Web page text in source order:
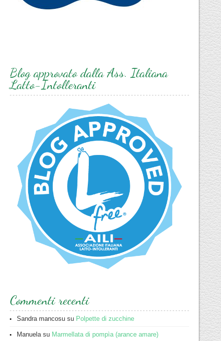
Blog approvato dalla Ass. Italiana
Latto-Intolleranti
Commenti recenti
Sandra mancosu su Polpette di zucchine
Manuela su Marmellata di pompìa (arance amare)